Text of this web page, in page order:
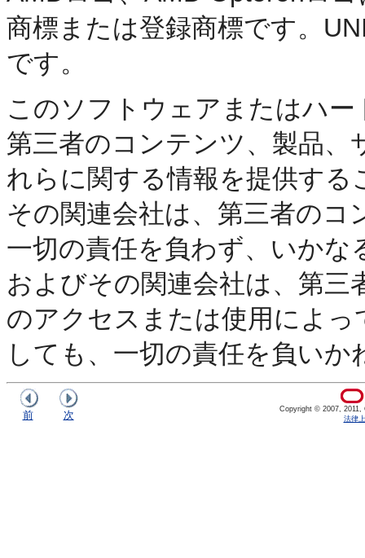
商標または登録商標です。
です。
このソフトウェアまたはハ
第三者のコンテンツ、製品
れらに関する情報を提供す
その関連会社は、第三者の
一切の責任を負わず、いか
およびその関連会社は、第
のアクセスまたは使用によ
しても、一切の責任を負いか
前 次
Copyright © 2007, 2011,
法律